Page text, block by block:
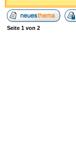
Seite 1 von 2